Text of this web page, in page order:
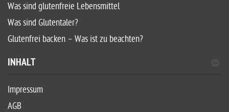
Was sind glutenfreie Lebensmittel
Was sind Glutentaler?
Glutenfrei backen – Was ist zu beachten?
INHALT
Impressum
AGB